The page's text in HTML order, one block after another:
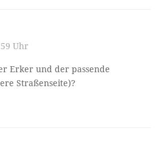
Uhr
Erker und der passende
Straßenseite)?